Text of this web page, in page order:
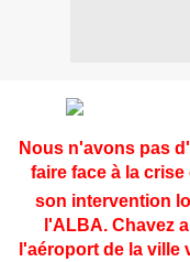
Nous n'avons pas
faire face à la
son intervention
l'ALBA. Chavez
l'aéroport de la ville